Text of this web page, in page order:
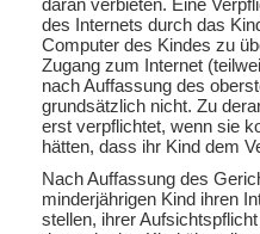
daran verbieten. Eine
des Internets durch das
Computer des Kindes zu
Zugang zum Internet
nach Auffassung des
grundsätzlich nicht. Zu
erst verpflichtet, wenn sie
hätten, dass ihr Kind dem
Nach Auffassung des
minderjährigen Kind ihren
stellen, ihrer